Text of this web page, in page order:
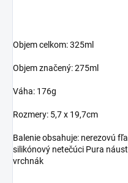
Objem celkom: 325ml
Objem značený: 275ml
Váha: 176g
Rozmery: 5,7 x 19,7cm
Balenie obsahuje: nerezovú
silikónový netečúci Pura
vrchnák